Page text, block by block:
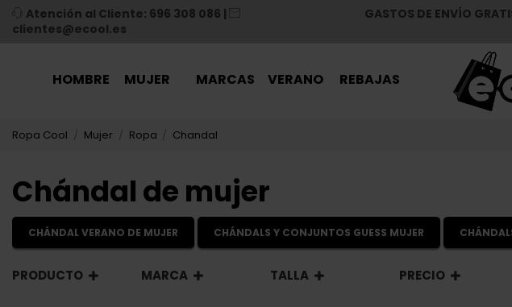
Atención al Cliente: 696 308 086 |
clientes@ecool.es
GASTOS DE ENVÍO
HOMBRE MUJER MARCAS VERANO REBAJAS
Ropa Cool Mujer Ropa Chandal
Chándal de mujer
CHÁNDAL VERANO DE MUJER CHÁNDALS Y CONJUNTOS GUESS MUJER
PRODUCTO MARCA TALLA PRECIO